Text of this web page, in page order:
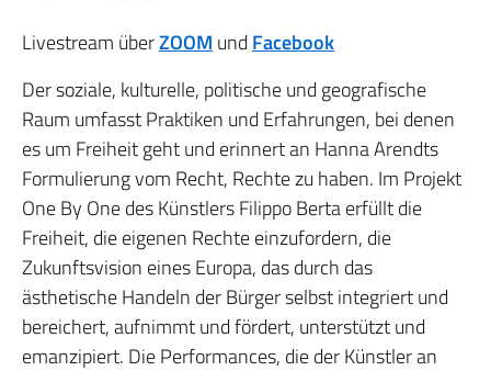
Livestream überZOOM und Facebook
Der soziale, kulturelle, politische und geografische
Raum umfasst Praktiken und Erfahrungen, bei denen
es um Freiheit geht und erinnert an Hanna Arendts
Formulierung vom Recht, Rechte zu haben. Im Projekt
One By One des Künstlers Filippo Berta erfüllt die
Freiheit, die eigenen Rechte einzufordern, die
Zukunftsvision eines Europa, das durch das
ästhetische Handeln der Bürger selbst integriert und
bereichert, aufnimmt und fördert, unterstützt und
emanzipiert. Die Performances, die der Künstler an